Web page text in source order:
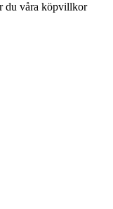
du våra köpvillkor